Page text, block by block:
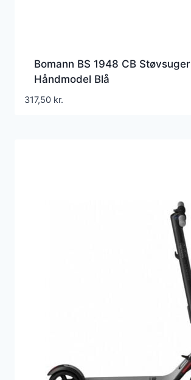
Bomann BS 1948 CB Støvsuger
Håndmodel Blå
317,50 kr.